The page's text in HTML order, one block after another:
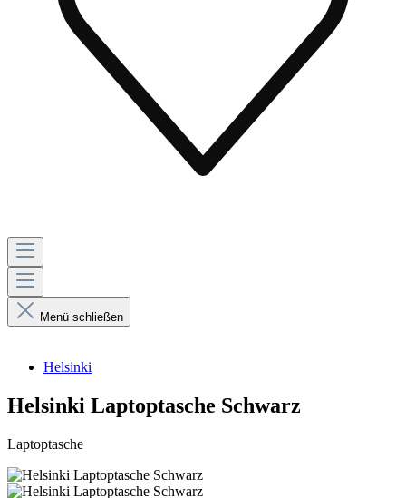
Menü schließen
Helsinki
Helsinki Laptoptasche Schwarz
Laptoptasche